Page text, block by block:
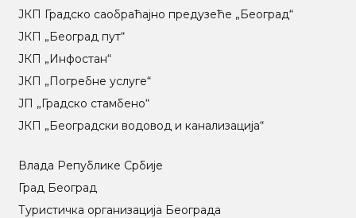
ЈКП Градско саобраћајно предузеће „Београд“
ЈКП „Београд пут“
ЈКП „Инфостан“
ЈКП „Погребне услуге“
ЈП „Градско стамбено“
ЈКП „Београдски водовод и канализација“
Влада Републике Србије
Град Београд
Туристичка организација Београда